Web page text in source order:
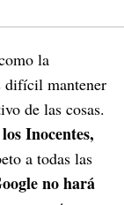
la
difícil mantener
de las cosas.
Inocentes,
a todas las
no hará